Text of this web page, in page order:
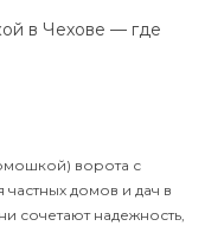
в Чехове — где
ворота с
домов и дач в
сочетают надежность,